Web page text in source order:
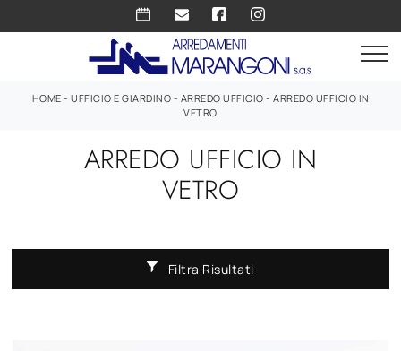
HOME - UFFICIO E GIARDINO - ARREDO UFFICIO - ARREDO UFFICIO IN
VETRO
ARREDO UFFICIO IN
VETRO
Filtra Risultati